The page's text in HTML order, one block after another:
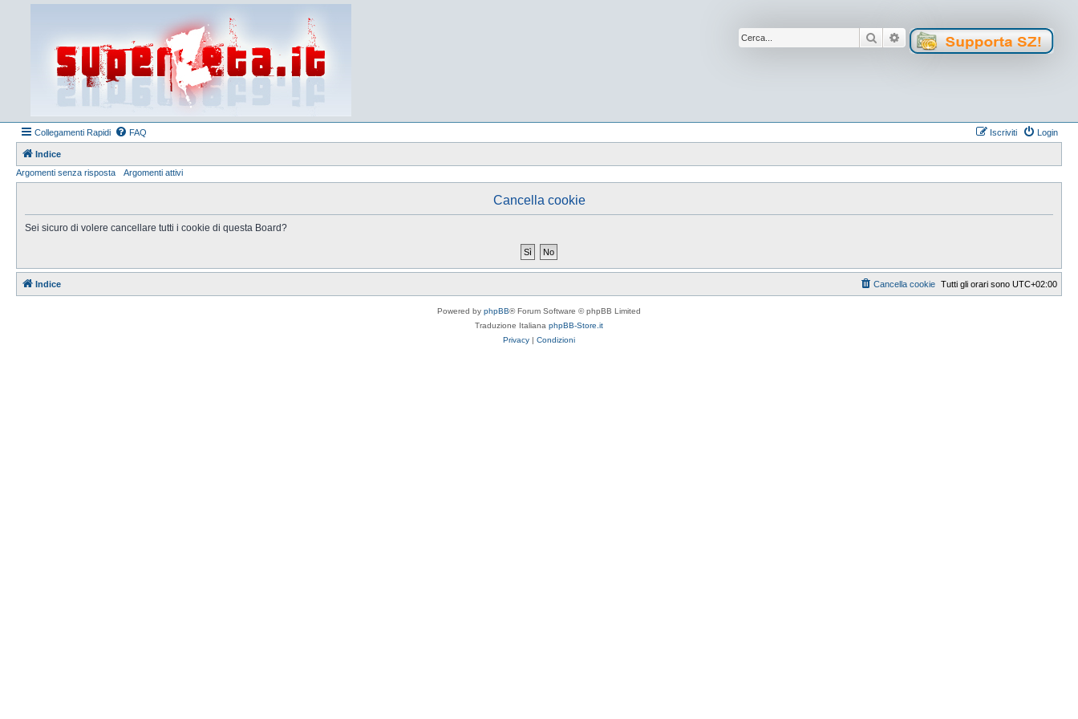
Cerca Ricerca avanzata
Collegamenti Rapidi FAQ Login
Iscriviti
Indice
Argomenti senza risposta
Argomenti attivi
Cancella cookie
Sei sicuro di volere cancellare tutti i cookie di questa Board?
Indice Tutti gli orari sono UTC+02:00
Cancella cookie
Powered by phpBB® Forum Software © phpBB Limited
Traduzione Italiana phpBB-Store.it
Privacy | Condizioni